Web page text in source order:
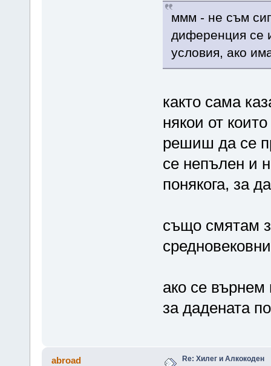
ммм - не съм
диференция се
условия, ако
както сама
някои от
решиш да се
се непълен и
понякога, за
също смятам
ако се върнем
за дадената
abroad Re: Хилег и Алкокоден